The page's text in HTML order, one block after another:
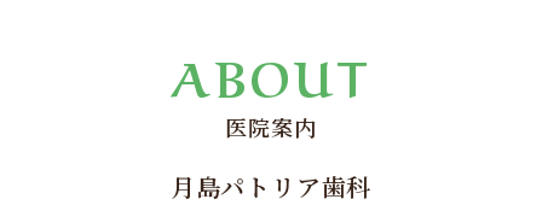
ABOUT
医院案内
月島パトリア歯科